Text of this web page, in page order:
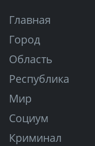
Главная
Город
Область
Республика
Мир
Социум
Криминал